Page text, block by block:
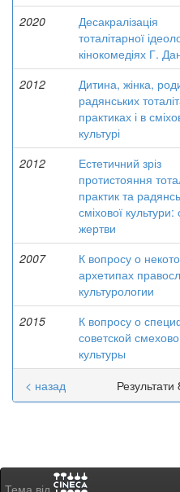
2020
Десакралізація
тоталітарної
кінокомедіях Г.
2012
Дитина, жінка,
радянських
практиках і в
культурі
2012
Естетичний зріз
протистояння
практик та
сміхової культури:
жертви
2007
К вопросу о
архетипах
культурологии
2015
К вопросу о
советской
культуры
Результати
< назад